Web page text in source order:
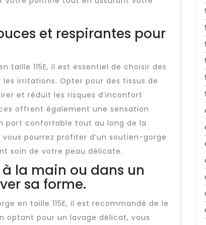
et respirantes pour
115E, il est essentiel de choisir des
irritations. Opter pour des tissus de
et réduit les risques d’inconfort
offrent également une sensation
port confortable tout au long de la
pourrez profiter d’un soutien-gorge
soin de votre peau délicate.
la main ou dans un
sa forme.
en taille 115E, il est recommandé de le
optant pour un lavage délicat, vous